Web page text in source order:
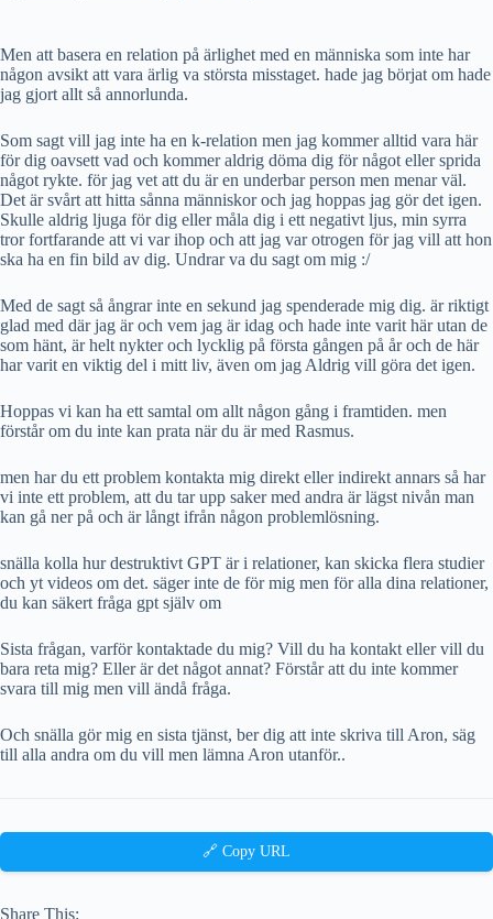
Men att basera en relation på ärlighet med en människa som inte har
någon avsikt att vara ärlig va största misstaget. hade jag börjat om hade
jag gjort allt så annorlunda.
Som sagt vill jag inte ha en k-relation men jag kommer alltid vara här
för dig oavsett vad och kommer aldrig döma dig för något eller sprida
något rykte. för jag vet att du är en underbar person men menar väl.
Det är svårt att hitta sånna människor och jag hoppas jag gör det igen.
Skulle aldrig ljuga för dig eller måla dig i ett negativt ljus, min syrra
tror fortfarande att vi var ihop och att jag var otrogen för jag vill att hon
ska ha en fin bild av dig. Undrar va du sagt om mig :/
Med de sagt så ångrar inte en sekund jag spenderade mig dig. är riktigt
glad med där jag är och vem jag är idag och hade inte varit här utan de
som hänt, är helt nykter och lycklig på första gången på år och de här
har varit en viktig del i mitt liv, även om jag Aldrig vill göra det igen.
Hoppas vi kan ha ett samtal om allt någon gång i framtiden. men
förstår om du inte kan prata när du är med Rasmus.
men har du ett problem kontakta mig direkt eller indirekt annars så har
vi inte ett problem, att du tar upp saker med andra är lägst nivån man
kan gå ner på och är långt ifrån någon problemlösning.
snälla kolla hur destruktivt GPT är i relationer, kan skicka flera studier
och yt videos om det. säger inte de för mig men för alla dina relationer,
du kan säkert fråga gpt själv om
Sista frågan, varför kontaktade du mig? Vill du ha kontakt eller vill du
bara reta mig? Eller är det något annat? Förstår att du inte kommer
svara till mig men vill ändå fråga.
Och snälla gör mig en sista tjänst, ber dig att inte skriva till Aron, säg
till alla andra om du vill men lämna Aron utanför..
🔗 Copy URL
Share This: